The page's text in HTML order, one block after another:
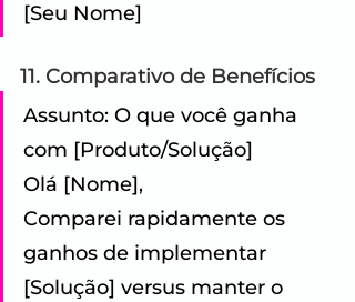
[Seu Nome]
11. Comparativo de Benefícios
Assunto: O que você ganha
com [Produto/Solução]
Olá [Nome],
Comparei rapidamente os
ganhos de implementar
[Solução] versus manter o